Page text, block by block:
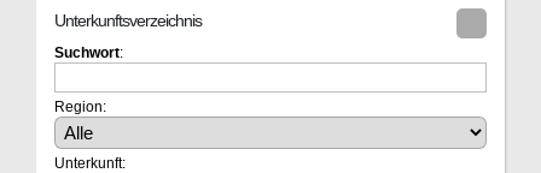
Unterkunftsverzeichnis
Suchwort:
Region:
Unterkunft: